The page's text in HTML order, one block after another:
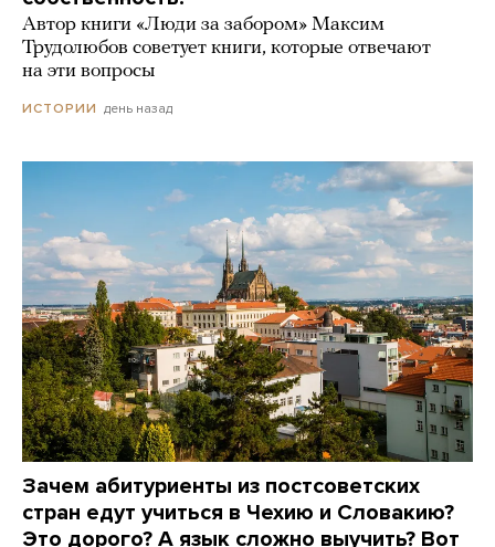
Автор книги «Люди за забором» Максим
Трудолюбов советует книги, которые отвечают
на эти вопросы
ИСТОРИИ день назад
Зачем абитуриенты из постсоветских
стран едут учиться в Чехию и Словакию?
Это дорого? А язык сложно выучить? Вот